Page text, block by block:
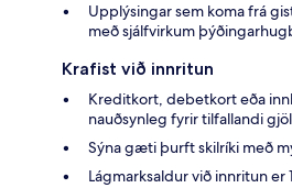
Upplýsingar sem koma frá
með sjálfvirkum
Krafist við innritun
Kreditkort, debetkort eða
nauðsynleg fyrir tilfallandi
Sýna gæti þurft skilríki með
Lágmarksaldur við innritun er